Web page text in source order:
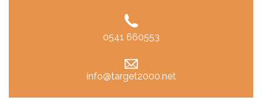
0541 660553
info@target2000.net